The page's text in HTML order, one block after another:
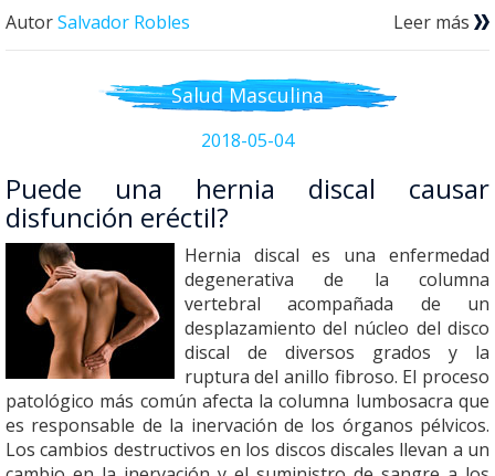
AutorSalvador Robles Leer más
Salud Masculina
2018-05-04
Puede una hernia discal causar
disfunción eréctil?
Hernia discal es una enfermedad
degenerativa de la columna
vertebral acompañada de un
desplazamiento del núcleo del disco
discal de diversos grados y la
ruptura del anillo fibroso. El proceso
patológico más común afecta la columna lumbosacra que
es responsable de la inervación de los órganos pélvicos.
Los cambios destructivos en los discos discales llevan a un